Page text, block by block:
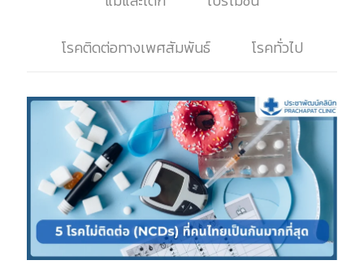
โรคติดต่อทางเพศสัมพันธ์ โรคทั่วไป